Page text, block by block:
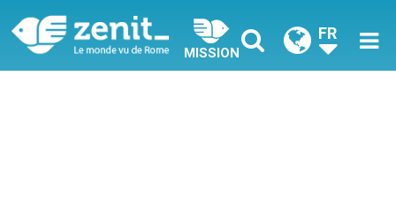
MISSION
FR